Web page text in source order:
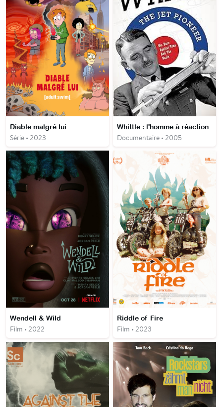
Diable malgré lui
Série • 2023
Whittle : l'homme à réaction
Documentaire • 2005
Wendell & Wild
Film • 2022
Riddle of Fire
Film • 2023